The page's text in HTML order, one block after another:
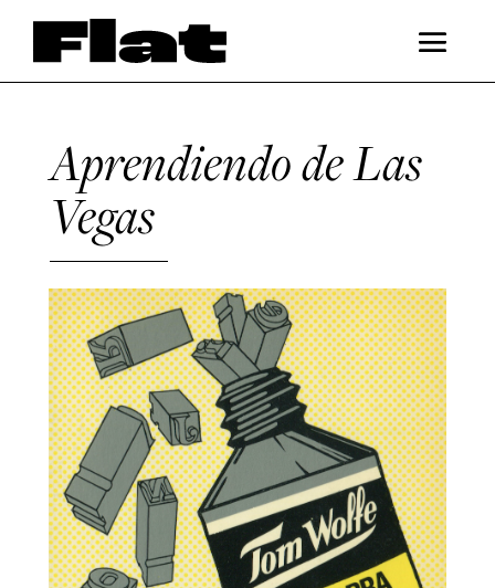
Aprendiendo de Las
Vegas